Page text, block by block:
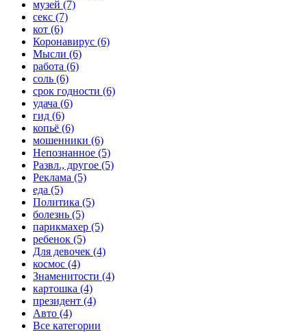
музей (7)
секс (7)
кот (6)
Коронавирус (6)
Мысли (6)
работа (6)
соль (6)
срок годности (6)
удача (6)
гид (6)
копьё (6)
мошенники (6)
Непознанное (5)
Развл., другое (5)
Реклама (5)
еда (5)
Политика (5)
болезнь (5)
парикмахер (5)
ребенок (5)
Для девочек (4)
космос (4)
Знаменитости (4)
картошка (4)
президент (4)
Авто (4)
Все категории